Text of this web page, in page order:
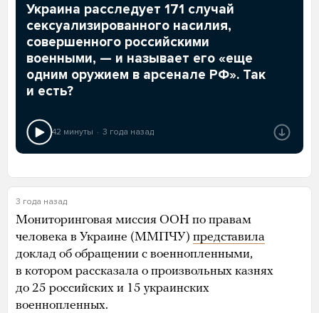
Украина расследует 171 случай
сексуализированного насилия,
совершенного российскими
военными, — и называет его «еще
одним оружием в арсенале РФ». Так
и есть?
42 минуты 3 года назад
3 года назад
Мониторинговая миссия ООН по правам
человека в Украине (ММПЧУ) представила
доклад об обращении с военнопленными,
в котором рассказала о произвольных казнях
до 25 российских и 15 украинских
военнопленных.